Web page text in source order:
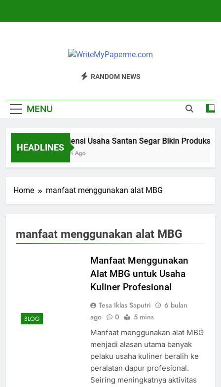
Bisnis, Kuliner, Teknologi
RANDOM NEWS
MENU
HEADLINES
Efisiensi Usaha Santan Segar Bikin Produksi
4 Hari Ago
Home manfaat menggunakan alat MBG
manfaat menggunakan alat MBG
BLOG
Manfaat Menggunakan
Alat MBG untuk Usaha
Kuliner Profesional
Tesa Iklas Saputri
6 bulan
ago
0 5 mins
Manfaat menggunakan alat MBG
menjadi alasan utama banyak
pelaku usaha kuliner beralih ke
peralatan dapur profesional.
Seiring meningkatnya aktivitas